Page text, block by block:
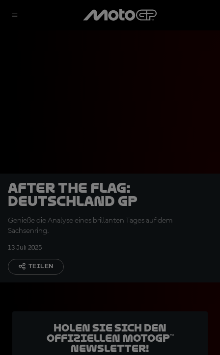
After the Flag:
Deutschland GP
Genieße die Analyse eines brillanten Tages auf dem
Sachsenring.
13 Juli 2025
TEILEN
Holen Sie sich den
offiziellen MotoGP™
Newsletter!